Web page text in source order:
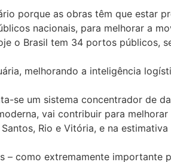
porque as obras têm que estar
nacionais, para melhorar a
o Brasil tem 34 portos públicos,
melhorando a inteligência
se um sistema concentrador de
vai contribuir para
Rio e Vitória, e na
como extremamente importante